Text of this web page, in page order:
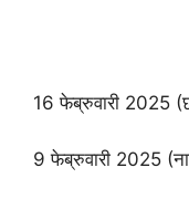
16 फेब्रुवारी 2025
9 फेब्रुवारी 2025